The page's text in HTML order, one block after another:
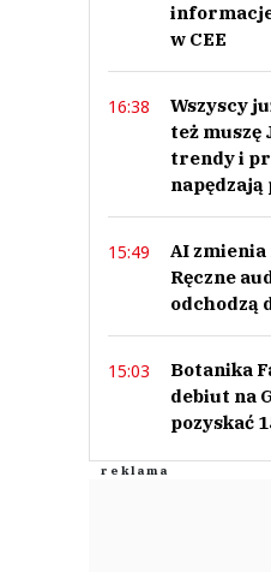
w CEE
16:38
Wszyscy
też
trendy i
napędzają
15:49
AI
Ręczne
odchodzą
15:03
Botanika
debiut na
pozyskać